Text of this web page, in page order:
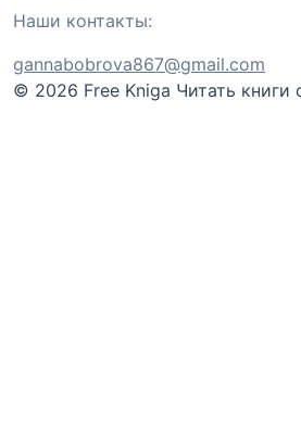
Наши контакты:
gannabobrova867@gmail.com
© 2026 Free Kniga Читать книги